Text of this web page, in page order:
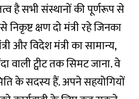
है सभी संस्थानों की पूर्णरूप से
क्षण दो मंत्री रहे जिनका
और विदेश मंत्री का सामान्य,
वाली ट्वीट तक सिमट जाना. वे
के सदस्य हैं. अपने सहयोगियों